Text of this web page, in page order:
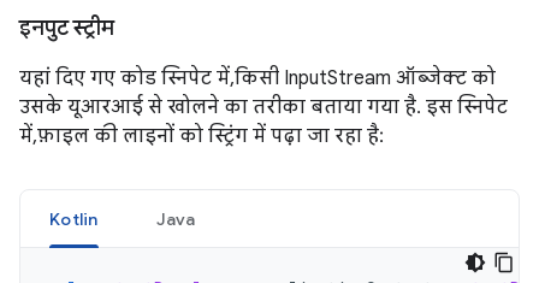
इनपुट स्ट्रीम
यहां दिए गए कोड स्निपेट में, किसी InputStream ऑब्जेक्ट को
उसके यूआरआई से खोलने का तरीका बताया गया है. इस स्निपेट
में, फ़ाइल की लाइनों को स्ट्रिंग में पढ़ा जा रहा है:
Kotlin Java